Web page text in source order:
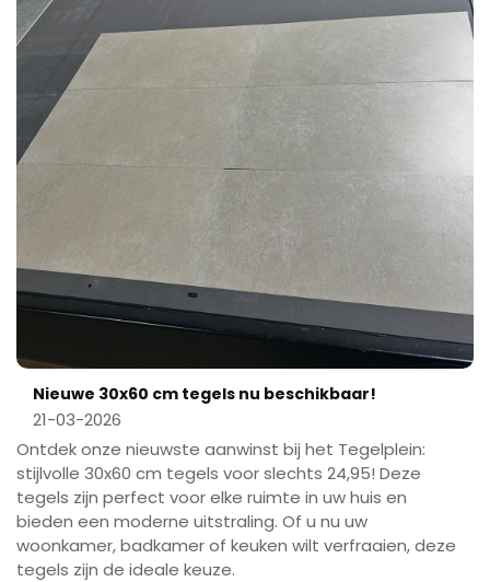
Nieuwe 30x60 cm tegels nu beschikbaar!
21-03-2026
Ontdek onze nieuwste aanwinst bij het Tegelplein:
stijlvolle 30x60 cm tegels voor slechts 24,95! Deze
tegels zijn perfect voor elke ruimte in uw huis en
bieden een moderne uitstraling. Of u nu uw
woonkamer, badkamer of keuken wilt verfraaien, deze
tegels zijn de ideale keuze.